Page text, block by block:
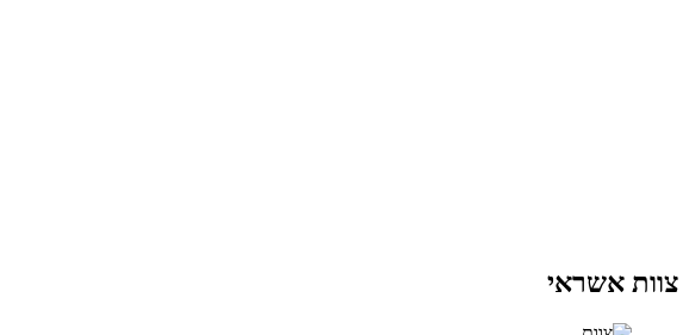
צוות אשראי